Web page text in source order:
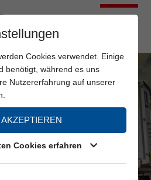
Cookies verwendet. Einige
benötigt, während es uns
Nutzererfahrung auf unserer
Cookies erfahren